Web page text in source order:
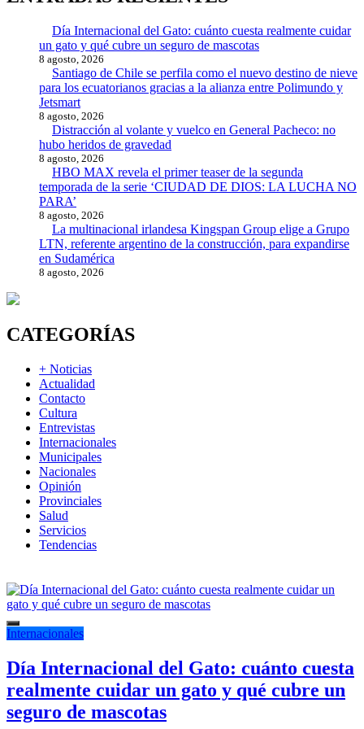
Día Internacional del Gato: cuánto cuesta realmente cuidar
un gato y qué cubre un seguro de mascotas
8 agosto, 2026
Santiago de Chile se perfila como el nuevo destino de nieve
para los ecuatorianos gracias a la alianza entre Polimundo y
Jetsmart
8 agosto, 2026
Distracción al volante y vuelco en General Pacheco: no
hubo heridos de gravedad
8 agosto, 2026
HBO MAX revela el primer teaser de la segunda
temporada de la serie ‘CIUDAD DE DIOS: LA LUCHA NO
PARA’
8 agosto, 2026
La multinacional irlandesa Kingspan Group elige a Grupo
LTN, referente argentino de la construcción, para expandirse
en Sudamérica
8 agosto, 2026
CATEGORÍAS
+ Noticias
Actualidad
Contacto
Cultura
Entrevistas
Internacionales
Municipales
Nacionales
Opinión
Provinciales
Salud
Servicios
Tendencias
Internacionales
Día Internacional del Gato: cuánto cuesta
realmente cuidar un gato y qué cubre un
seguro de mascotas